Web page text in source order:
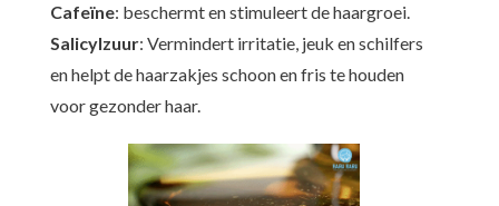
Cafeïne: beschermt en stimuleert de haargroei.
Salicylzuur: Vermindert irritatie, jeuk en schilfers
en helpt de haarzakjes schoon en fris te houden
voor gezonder haar.